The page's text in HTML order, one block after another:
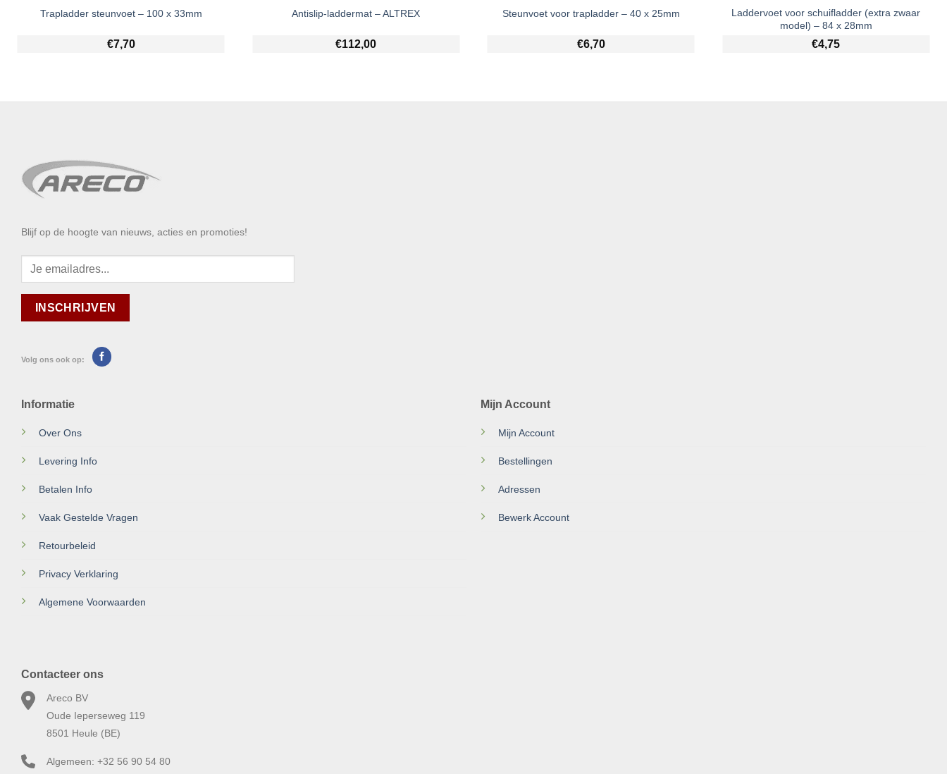
Trapladder steunvoet – 100 x 33mm
€7,70
Antislip-laddermat – ALTREX
€112,00
Steunvoet voor trapladder – 40 x 25mm
€6,70
Laddervoet voor schuifladder (extra zwaar
model) – 84 x 28mm
€4,75
Blijf op de hoogte van nieuws, acties en promoties!
Volg ons ook op:
Informatie
Over Ons
Levering Info
Betalen Info
Vaak Gestelde Vragen
Retourbeleid
Privacy Verklaring
Algemene Voorwaarden
Mijn Account
Mijn Account
Bestellingen
Adressen
Bewerk Account
Contacteer ons
Areco BV
Oude Ieperseweg 119
8501 Heule (BE)
Algemeen: +32 56 90 54 80